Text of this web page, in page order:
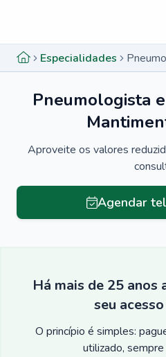
Especialidades
Pneumologista
Aproveite os valores
Agendar
Há mais de 25
seu
O princípio é simples:
utilizado,